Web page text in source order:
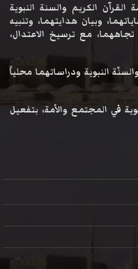
الكريم والسنة النبوية
وبيان هدايتهما، وتنبيه
مع ترسيخ الاعتدال،
النبوية ودراساتهما محلياً
في المجتمع والأمة، بتفعيل